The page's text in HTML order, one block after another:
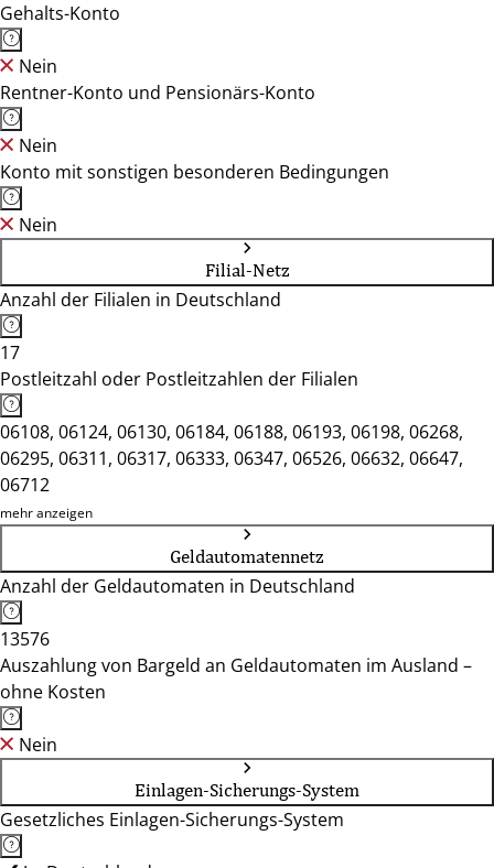
Gehalts-Konto
Nein
Rentner-Konto und Pensionärs-Konto
Nein
Konto mit sonstigen besonderen Bedingungen
Nein
Filial-Netz
Anzahl der Filialen in Deutschland
17
Postleitzahl oder Postleitzahlen der Filialen
06108, 06124, 06130, 06184, 06188, 06193, 06198, 06268,
06295, 06311, 06317, 06333, 06347, 06526, 06632, 06647,
06712
mehr anzeigen
Geldautomatennetz
Anzahl der Geldautomaten in Deutschland
13576
Auszahlung von Bargeld an Geldautomaten im Ausland –
ohne Kosten
Nein
Einlagen-Sicherungs-System
Gesetzliches Einlagen-Sicherungs-System